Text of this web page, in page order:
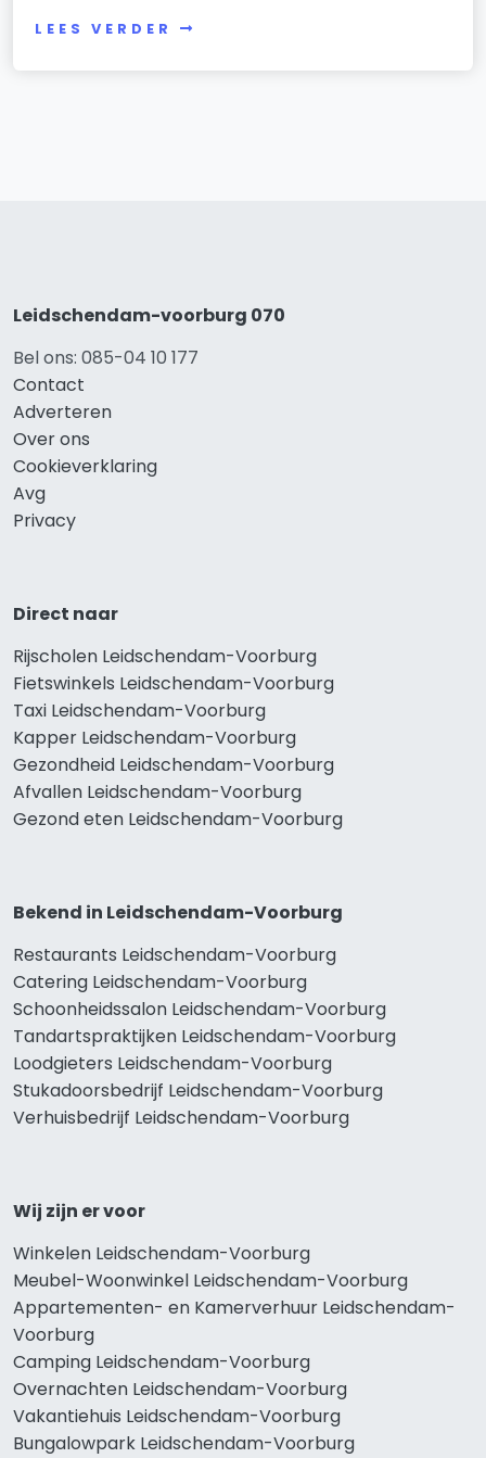
LEES VERDER
Leidschendam-voorburg 070
Bel ons: 085-04 10 177
Contact
Adverteren
Over ons
Cookieverklaring
Avg
Privacy
Direct naar
Rijscholen Leidschendam-Voorburg
Fietswinkels Leidschendam-Voorburg
Taxi Leidschendam-Voorburg
Kapper Leidschendam-Voorburg
Gezondheid Leidschendam-Voorburg
Afvallen Leidschendam-Voorburg
Gezond eten Leidschendam-Voorburg
Bekend in Leidschendam-Voorburg
Restaurants Leidschendam-Voorburg
Catering Leidschendam-Voorburg
Schoonheidssalon Leidschendam-Voorburg
Tandartspraktijken Leidschendam-Voorburg
Loodgieters Leidschendam-Voorburg
Stukadoorsbedrijf Leidschendam-Voorburg
Verhuisbedrijf Leidschendam-Voorburg
Wij zijn er voor
Winkelen Leidschendam-Voorburg
Meubel-Woonwinkel Leidschendam-Voorburg
Appartementen- en Kamerverhuur Leidschendam-
Voorburg
Camping Leidschendam-Voorburg
Overnachten Leidschendam-Voorburg
Vakantiehuis Leidschendam-Voorburg
Bungalowpark Leidschendam-Voorburg